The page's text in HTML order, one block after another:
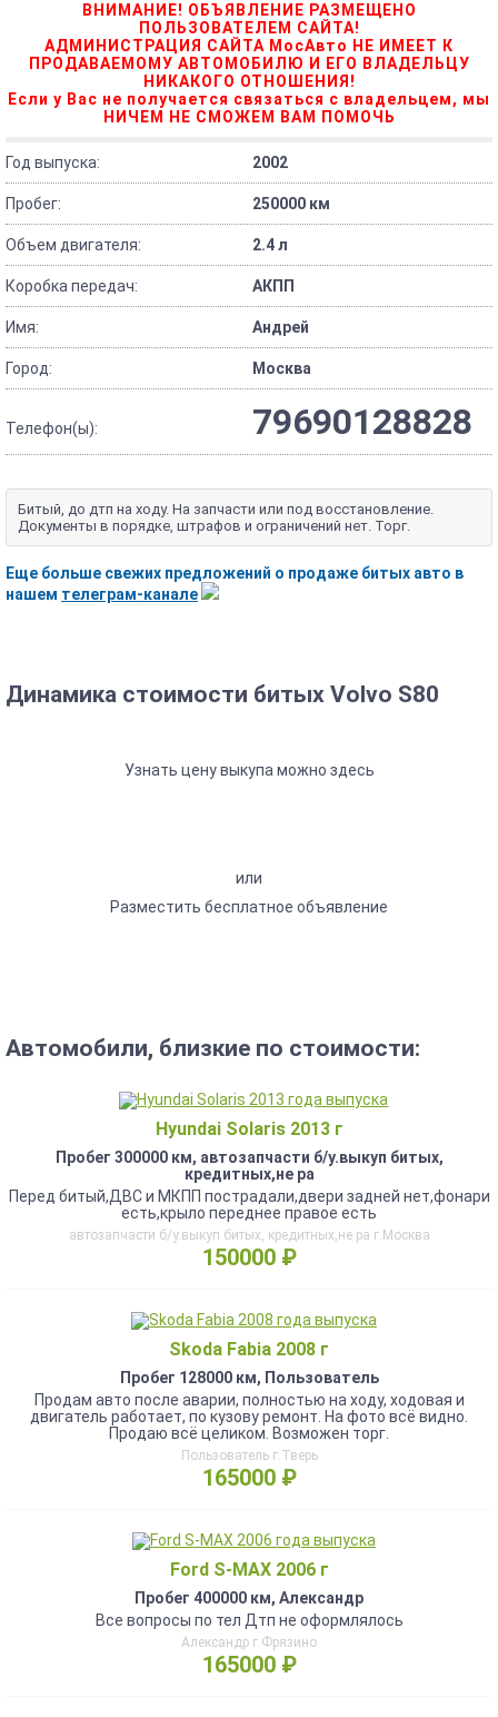
ВНИМАНИЕ! ОБЪЯВЛЕНИЕ РАЗМЕЩЕНО
ПОЛЬЗОВАТЕЛЕМ САЙТА!
АДМИНИСТРАЦИЯ САЙТА МосАвто НЕ ИМЕЕТ К
ПРОДАВАЕМОМУ АВТОМОБИЛЮ И ЕГО ВЛАДЕЛЬЦУ
НИКАКОГО ОТНОШЕНИЯ!
Если у Вас не получается связаться с владельцем, мы
НИЧЕМ НЕ СМОЖЕМ ВАМ ПОМОЧЬ
Год выпуска: 2002
Пробег: 250000 км
Объем двигателя: 2.4 л
Коробка передач: АКПП
Имя: Андрей
Город: Москва
Телефон(ы): 79690128828
Битый, до дтп на ходу. На запчасти или под восстановление.
Документы в порядке, штрафов и ограничений нет. Торг.
Еще больше свежих предложений о продаже битых авто в
нашем телеграм-канале
Динамика стоимости битых Volvo S80
Узнать цену выкупа можно здесь
или
Разместить бесплатное объявление
Автомобили, близкие по стоимости:
Hyundai Solaris 2013 г
Пробег 300000 км, автозапчасти б/у.выкуп битых,
кредитных,не ра
Перед битый,ДВС и МКПП пострадали,двери задней нет,фонари
есть,крыло переднее правое есть
автозапчасти б/у.выкуп битых, кредитных,не ра г.Москва
150000 ₽
Skoda Fabia 2008 г
Пробег 128000 км, Пользователь
Продам авто после аварии, полностью на ходу, ходовая и
двигатель работает, по кузову ремонт. На фото всё видно.
Продаю всё целиком. Возможен торг.
Пользователь г.Тверь
165000 ₽
Ford S-MAX 2006 г
Пробег 400000 км, Александр
Все вопросы по тел Дтп не оформлялось
Александр г.Фрязино
165000 ₽